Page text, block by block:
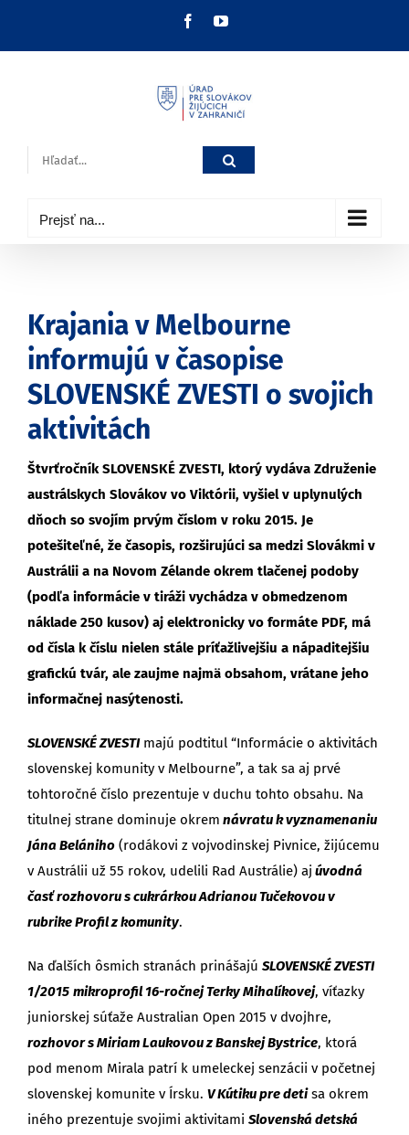
FacebookYouTube
Hľadať:
Prejsť na...
Krajania v Melbourne
informujú v časopise
SLOVENSKÉ ZVESTI o svojich
aktivitách
Štvrťročník SLOVENSKÉ ZVESTI, ktorý vydáva Združenie
austrálskych Slovákov vo Viktórii, vyšiel v uplynulých
dňoch so svojím prvým číslom v roku 2015. Je
potešiteľné, že časopis, rozširujúci sa medzi Slovákmi v
Austrálii a na Novom Zélande okrem tlačenej podoby
(podľa informácie v tiráži vychádza v obmedzenom
náklade 250 kusov) aj elektronicky vo formáte PDF, má
od čísla k číslu nielen stále príťažlivejšiu a nápaditejšiu
grafickú tvár, ale zaujme najmä obsahom, vrátane jeho
informačnej nasýtenosti.
SLOVENSKÉ ZVESTImajú podtitul “Informácie o aktivitách
slovenskej komunity v Melbourne”, a tak sa aj prvé
tohtoročné číslo prezentuje v duchu tohto obsahu. Na
titulnej strane dominuje okrem návratu k vyznamenaniu
Jána Belániho (rodákovi z vojvodinskej Pivnice, žijúcemu
v Austrálii už 55 rokov, udelili Rad Austrálie) aj úvodná
časť rozhovoru s cukrárkou Adrianou Tučekovou v
rubrike Profil z komunity.
Na ďalších ôsmich stranách prinášajú SLOVENSKÉ ZVESTI
1/2015 mikroprofil 16-ročnej Terky Mihalíkovej, víťazky
juniorskej súťaže Australian Open 2015 v dvojhre,
rozhovor s Miriam Laukovou z Banskej Bystrice, ktorá
pod menom Mirala patrí k umeleckej senzácii v početnej
slovenskej komunite v Írsku. V Kútiku pre detisa okrem
iného prezentuje svojimi aktivitami Slovenská detská